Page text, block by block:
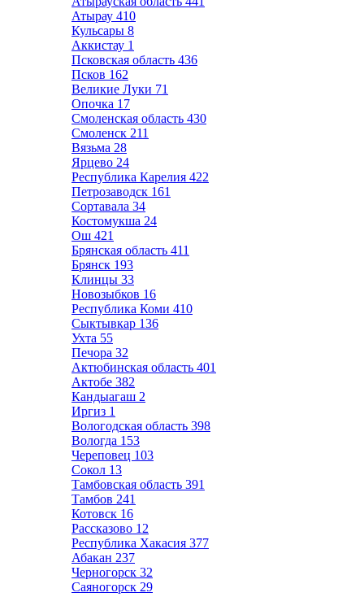
Атырау 410
Кульсары 8
Аккистау 1
Псковская область 436
Псков 162
Великие Луки 71
Опочка 17
Смоленская область 430
Смоленск 211
Вязьма 28
Ярцево 24
Республика Карелия 422
Петрозаводск 161
Сортавала 34
Костомукша 24
Ош 421
Брянская область 411
Брянск 193
Клинцы 33
Новозыбков 16
Республика Коми 410
Сыктывкар 136
Ухта 55
Печора 32
Актюбинская область 401
Актобе 382
Кандыагаш 2
Иргиз 1
Вологодская область 398
Вологда 153
Череповец 103
Сокол 13
Тамбовская область 391
Тамбов 241
Котовск 16
Рассказово 12
Республика Хакасия 377
Абакан 237
Черногорск 32
Саяногорск 29